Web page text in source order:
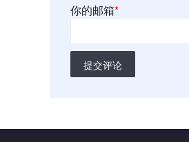
你的邮箱*
提交评论